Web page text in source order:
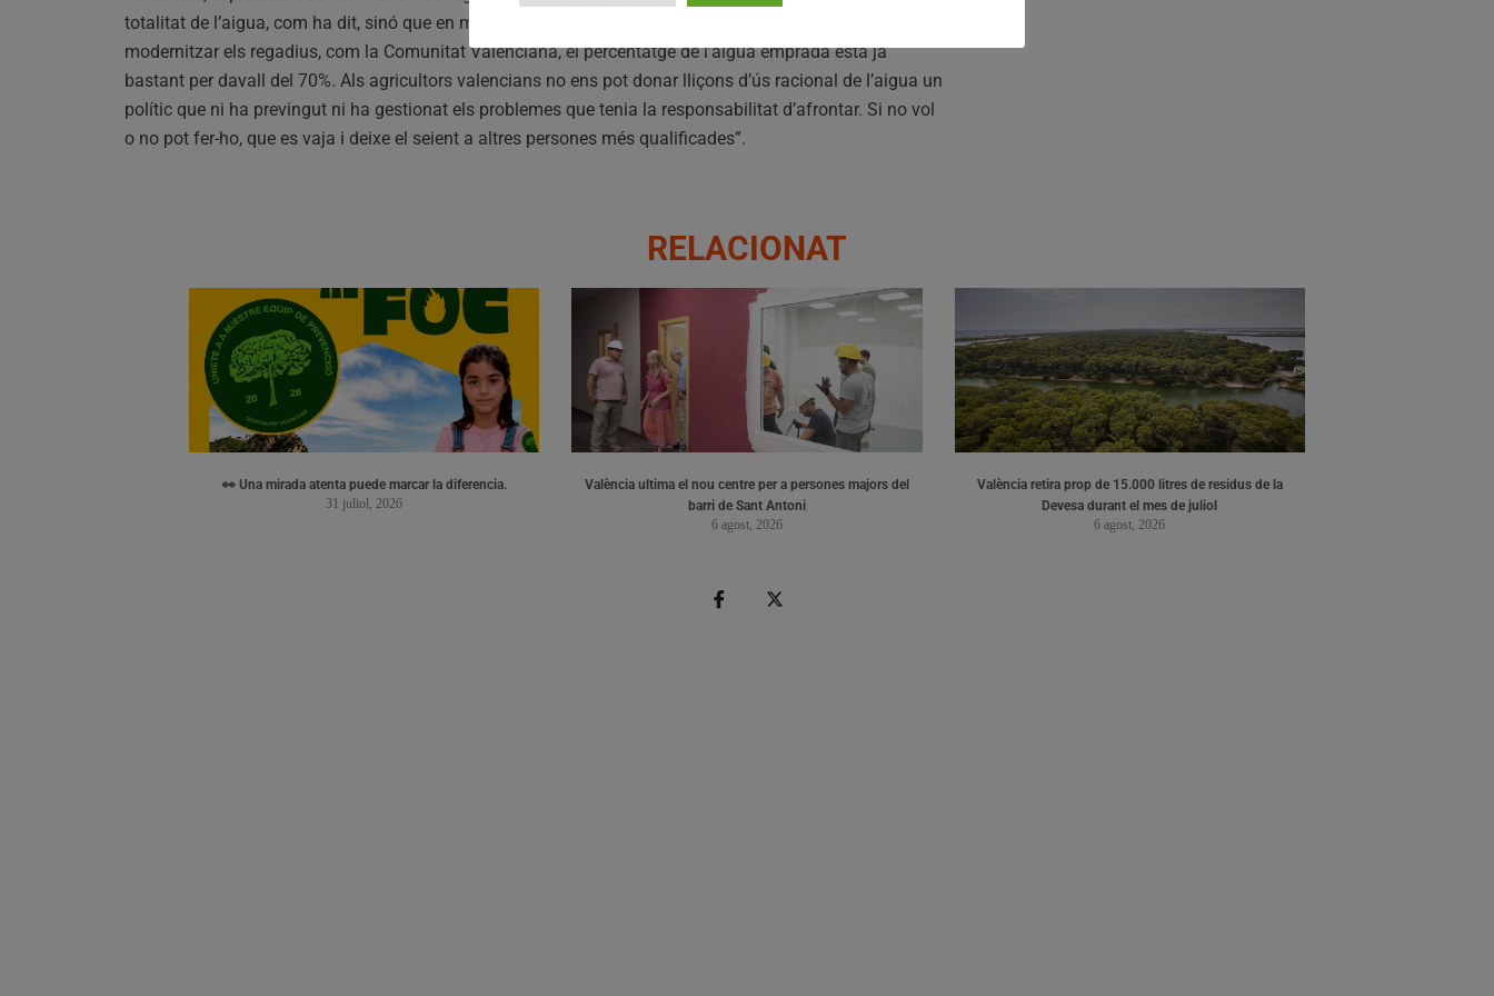
totalitat de l’aigua, com ha dit, sinó que en moltes comunitats autònomes que han fet un gran esforç a
modernitzar els regadius, com la Comunitat Valenciana, el percentatge de l’aigua emprada està ja
bastant per davall del 70%. Als agricultors valencians no ens pot donar lliçons d’ús racional de l’aigua un
polític que ni ha previngut ni ha gestionat els problemes que tenia la responsabilitat d’afrontar. Si no vol
o no pot fer-ho, que es vaja i deixe el seient a altres persones més qualificades”.
RELACIONAT
👀 Una mirada atenta puede marcar la diferencia.
31 juliol, 2026
València ultima el nou centre per a persones majors del
barri de Sant Antoni
6 agost, 2026
València retira prop de 15.000 litres de residus de la
Devesa durant el mes de juliol
6 agost, 2026